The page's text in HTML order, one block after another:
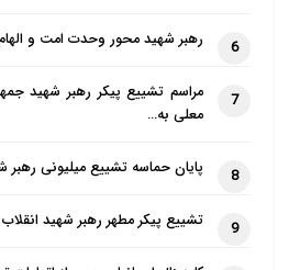
6 رهبر شهید محور وحدت امت و
7
مراسم تشییع پیکر رهبر شهید
معلی به…
8 پایان حماسه تشییع میلیونی رهبر
9 تشییع پیکر مطهر رهبر شهید